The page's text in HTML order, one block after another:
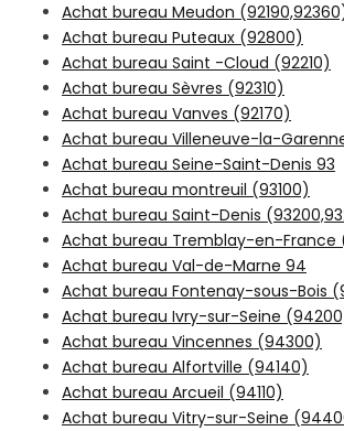
Achat bureau Meudon
Achat bureau Puteaux (92800)
Achat bureau Saint -Cloud (92210)
Achat bureau Sèvres (92310)
Achat bureau Vanves (92170)
Achat bureau Villeneuve-la-
Achat bureau Seine-Saint-Denis 93
Achat bureau montreuil (93100)
Achat bureau Saint-Denis
Achat bureau Tremblay-en-France
Achat bureau Val-de-Marne 94
Achat bureau Fontenay-sous-Bois
Achat bureau Ivry-sur-Seine
Achat bureau Vincennes (94300)
Achat bureau Alfortville (94140)
Achat bureau Arcueil (94110)
Achat bureau Vitry-sur-Seine